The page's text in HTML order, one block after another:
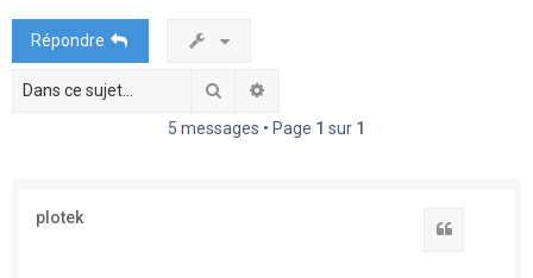
Répondre
Rechercher
5 messages • Page 1 sur 1
plotek